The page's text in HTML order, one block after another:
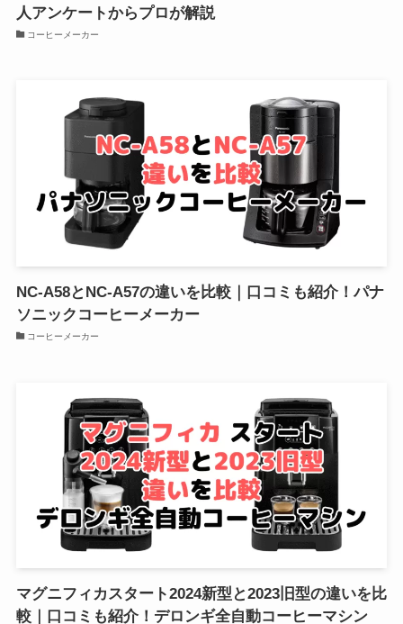
人アンケートからプロが解説
コーヒーメーカー
NC-A58とNC-A57の違いを比較｜口コミも紹介！パナ
ソニックコーヒーメーカー
コーヒーメーカー
マグニフィカスタート2024新型と2023旧型の違いを比
較｜口コミも紹介！デロンギ全自動コーヒーマシン